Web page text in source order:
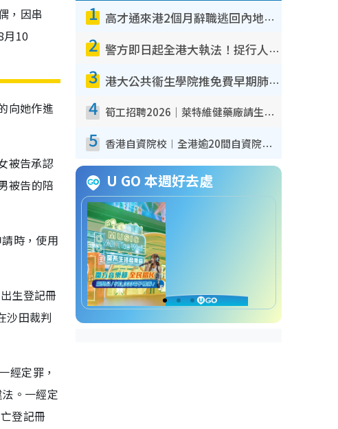
，因串
月10
向她作進
被告承認
被告的陪
時，使用
生登記冊
沙田裁判
經定罪，
。一經定
登記冊
1 高才通來港2個月辭職逃回內地！控訴港企3宗罪 歎微管理極窒息
2 警方即日起全港大執法！捉行人亂過馬路+司機不專注駕駛！亂過馬路罰$2000
3 港大公共衞生學院推免費早期肺癌篩查！合資格人士將獲全額資助定期血液化驗／電腦斷層掃描／風險評估
4 筍工招聘2026｜萊特維健藥廠請生產操作員！月薪高達$1.7萬 冷氣廠房/五天工作/保證雙糧
5 香港自資院校︱全港逾20間自資院校課程報名攻略 留位費可退/申請日期/報名連結
U GO 本週好去處